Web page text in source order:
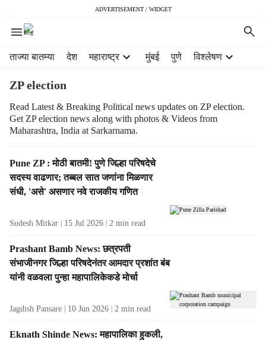
ADVERTISEMENT / WIDGET
ताज्या बातम्या देश महाराष्ट्र मुंबई पुणे विश्लेषण
ZP election
Read Latest & Breaking Political news updates on ZP election.
Get ZP election news along with photos & Videos from
Maharashtra, India at Sarkarnama.
T
a
g
s
l
t
s
Pune ZP : मोठी बातमी! पुणे जिल्हा परिषदेचे
सदस्य वाढणार; तब्बल सात जणांना मिळणार
संधी, 'असे' असणार नवे राजकीय गणित
Sudesh Mitkar 15 Jul 2026 2 min read
Prashant Bamb News: छत्रपती
संभाजीनगर जिल्हा परिषदेनंतर आमदार प्रशांत बंब
यांनी वळवला पुन्हा महापालिकेकडे मोर्चा
Jagdish Pansare 10 Jun 2026 2 min read
Eknath Shinde News: महापालिका हुकली,